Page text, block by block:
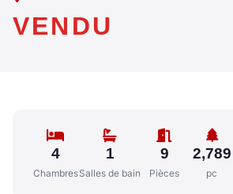
VENDU
4
Chambres
1
Salles de bain
9
Pièces
2,789
pc